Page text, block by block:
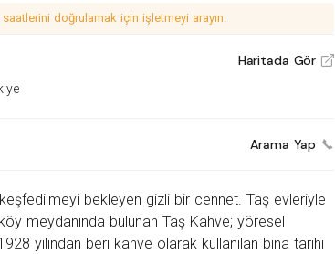
doğrulamak için işletmeyi arayın.
Haritada Gör V
Arama Yap
bekleyen gizli bir cennet. Taş evleriyle
meydanında bulunan Taş Kahve; yöresel
yılından beri kahve olarak kullanılan bina tarihi